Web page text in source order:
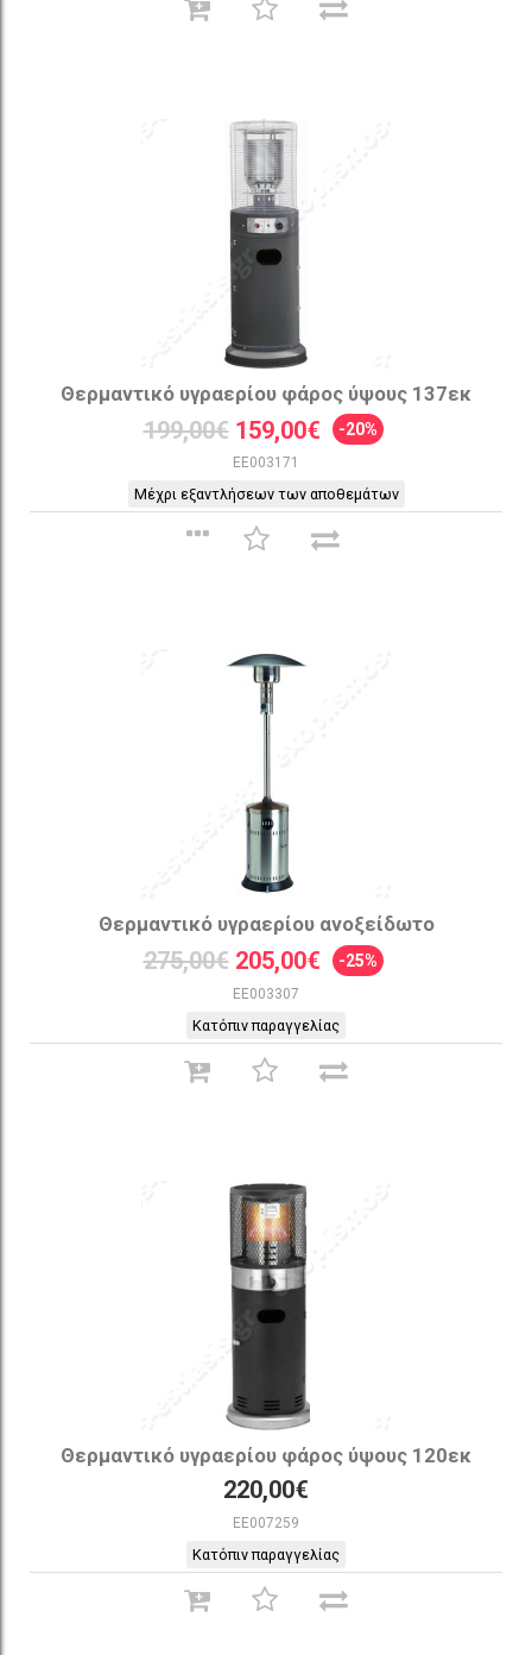
Θερμαντικό υγραερίου φάρος ύψους 137εκ
199,00€ 159,00€ -20%
EE003171
Μέχρι εξαντλήσεων των αποθεμάτων
Θερμαντικό υγραερίου ανοξείδωτο
275,00€ 205,00€ -25%
EE003307
Κατόπιν παραγγελίας
Θερμαντικό υγραερίου φάρος ύψους 120εκ
220,00€
EE007259
Κατόπιν παραγγελίας